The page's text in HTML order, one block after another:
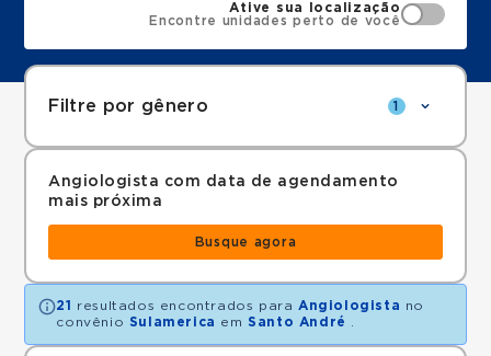
Ative sua localização
Encontre unidades perto de você
Filtre por gênero 1
Angiologista com data de agendamento
mais próxima
Busque agora
21 resultados encontrados para Angiologista no
convênio Sulamerica em Santo André